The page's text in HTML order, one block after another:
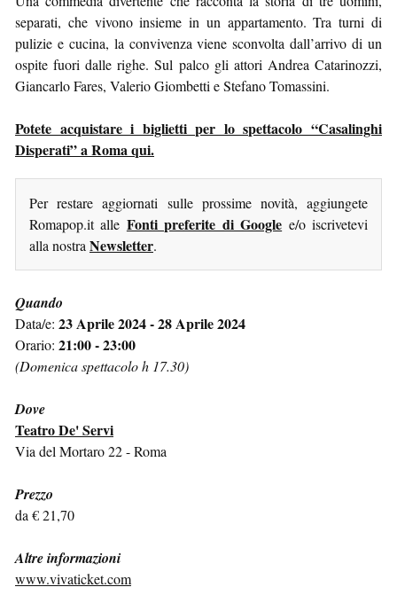
separati, che vivono insieme in un appartamento. Tra turni di
pulizie e cucina, la convivenza viene sconvolta dall’arrivo di un
ospite fuori dalle righe. Sul palco gli attori Andrea Catarinozzi,
Giancarlo Fares, Valerio Giombetti e Stefano Tomassini.
Potete acquistare i biglietti per lo spettacolo “Casalinghi
Disperati” a Roma qui.
Per restare aggiornati sulle prossime novità, aggiungete
Romapop.it alle Fonti preferite di Google e/o iscrivetevi
alla nostra Newsletter.
Quando
Data/e: 23 Aprile 2024 - 28 Aprile 2024
Orario: 21:00 - 23:00
(Domenica spettacolo h 17.30)
Dove
Teatro De' Servi
Via del Mortaro 22 - Roma
Prezzo
da € 21,70
Altre informazioni
www.vivaticket.com